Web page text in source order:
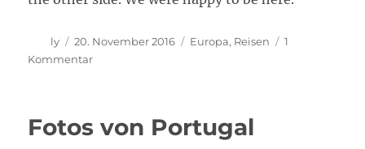
Autor
ly
Veröffentlicht
am
20. November 2016 Kategorien
Europa, Reisen
1
Kommentarzu
Wiedersehen!
Fotos von Portugal